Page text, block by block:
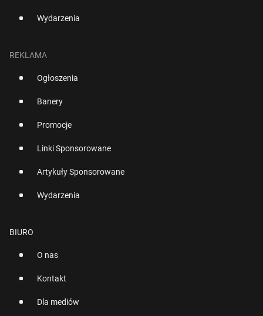
Wydarzenia
REKLAMA
Ogłoszenia
Banery
Promocje
Linki Sponsorowane
Artykuły Sponsorowane
Wydarzenia
BIURO
O nas
Kontakt
Dla mediów